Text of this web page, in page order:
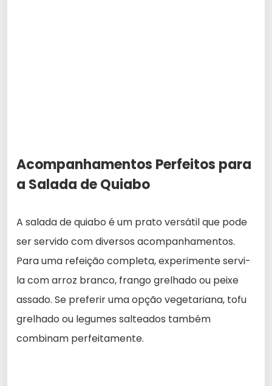
Acompanhamentos Perfeitos para
a Salada de Quiabo
A salada de quiabo é um prato versátil que pode
ser servido com diversos acompanhamentos.
Para uma refeição completa, experimente servi-
la com arroz branco, frango grelhado ou peixe
assado. Se preferir uma opção vegetariana, tofu
grelhado ou legumes salteados também
combinam perfeitamente.